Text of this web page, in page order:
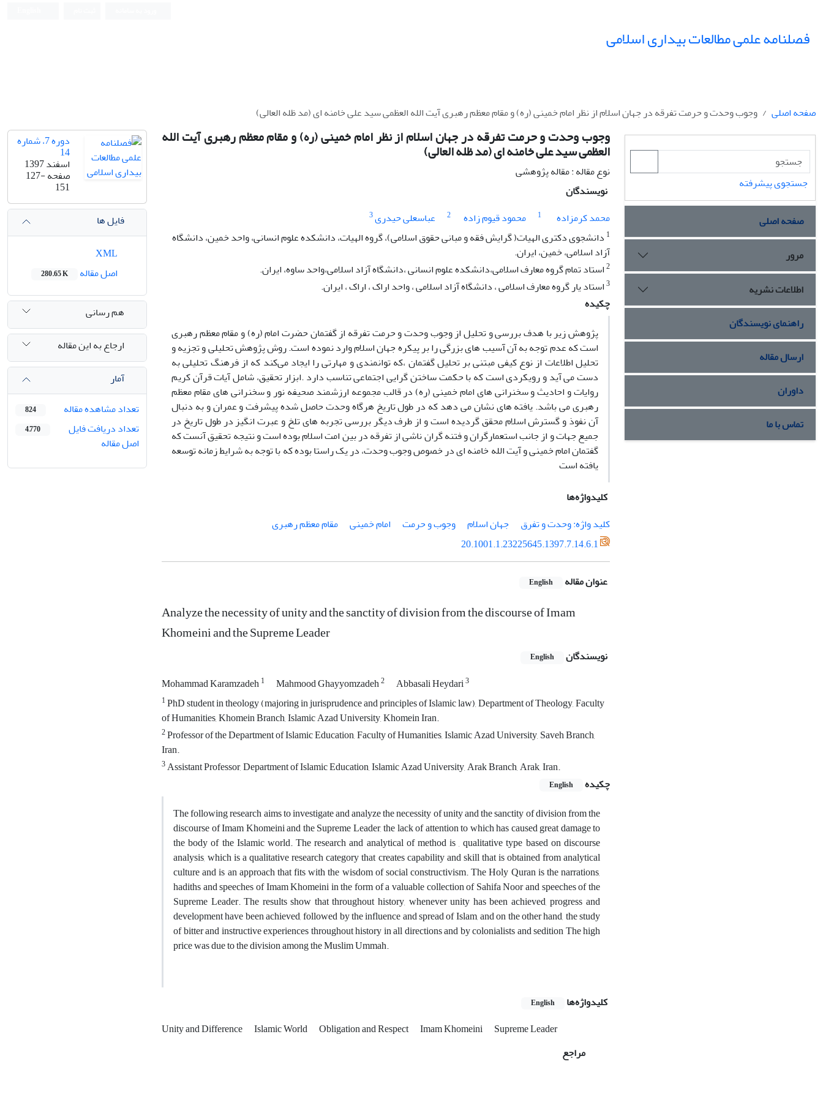
فصلنامه علمی مطالعات بیداری اسلامی
صفحه اصلی وجوب وحدت و حرمت تفرقه در جهان اسلام از نظر امام خمینی (ره) و مقام معظم رهبری آیت الله العظمی سید علی خامنه ای (مد ظله العالی)
وجوب وحدت و حرمت تفرقه در جهان اسلام از نظر امام خمینی (ره) و مقام معظم رهبری آیت الله
العظمی سید علی خامنه ای (مد ظله العالی)
نوع مقاله : مقاله پژوهشی
نویسندگان
محمد کرمزاده
1 محمود قیوم زاده 2 عباسعلی حیدری3
1 دانشجوی دکتری الهیات( گرایش فقه و مبانی حقوق اسلامی)، گروه الهیات، دانشکده علوم انسانی، واحد خمین، دانشگاه
آزاد اسلامی، خمین، ایران.
2استاد تمام گروه معارف اسلامی،دانشکده علوم انسانی ،دانشگاه آزاد اسلامی،واحد ساوه، ایران.
3استاد یار گروه معارف اسلامی ، دانشگاه آزاد اسلامی ، واحد اراک ، اراک ، ایران.
چکیده
پژوهش زیر با هدف بررسی و تحلیل از وجوب وحدت و حرمت تفرقه از گفتمان حضرت امام (ره) و مقام معظم رهبری
است که عدم توجه به آن آسیب های بزرگی را بر پیکره جهان اسلام وارد نموده است. روش پژوهش تحلیلی و تجزیه و
تحلیل اطلاعات از نوع کیفی مبتنی بر تحلیل گفتمان ،که توانمندی و مهارتی را ایجاد می‌کند که از فرهنگ تحلیلی به
دست می آید و رویکردی است که با حکمت ساختن گرایی اجتماعی تناسب دارد .ابزار تحقیق، شامل آیات قرآن کریم
روایات و احادیث و سخنرانی های امام خمینی (ره) در قالب مجموعه ارزشمند صحیفه نور و سخنرانی های مقام معظم
رهبری می باشد. یافته های نشان می دهد که در طول تاریخ هرگاه وحدت حاصل شده پیشرفت و عمران و به دنبال
آن نفوذ و گسترش اسلام محقق گردیده است و از طرف دیگر بررسی تجربه های تلخ و عبرت انگیز در طول تاریخ در
جمیع جهات و از جانب استعمارگران و فتنه گران ناشی از تفرقه در بین امت اسلام بوده است و نتیجه تحقیق آنست که
گفتمان امام خمینی و آیت الله خامنه ای در خصوص وجوب وحدت، در یک راستا بوده که با توجه به شرایط زمانه توسعه
یافته است
کلیدواژه‌ها
کلید واژه: وحدت و تفرق
جهان اسلام وجوب و حرمت امام خمینی
مقام معظم رهبری
20.1001.1.23225645.1397.7.14.6.1
عنوان مقاله English
Analyze the necessity of unity and the sanctity of division from the discourse of Imam
Khomeini and the Supreme Leader
نویسندگان English
Mohammad Karamzadeh1 Mahmood Ghayyomzadeh2 Abbasali Heydari3
1PhD student in theology (majoring in jurisprudence and principles of Islamic law), Department of Theology, Faculty
of Humanities, Khomein Branch, Islamic Azad University, Khomein Iran.
2Professor of the Department of Islamic Education, Faculty of Humanities, Islamic Azad University, Saveh Branch,
Iran.
3Assistant Professor, Department of Islamic Education, Islamic Azad University, Arak Branch, Arak, Iran.
چکیده
English
The following research aims to investigate and analyze the necessity of unity and the sanctity of division from the
discourse of Imam Khomeini and the Supreme Leader, the lack of attention to which has caused great damage to
the body of the Islamic world. The research and analytical of method is , qualitative type based on discourse
analysis, which is a qualitative research category that creates capability and skill that is obtained from analytical
culture and is an approach that fits with the wisdom of social constructivism. The Holy Quran is the narrations,
hadiths and speeches of Imam Khomeini in the form of a valuable collection of Sahifa Noor and speeches of the
Supreme Leader. The results show that throughout history, whenever unity has been achieved, progress and
development have been achieved, followed by the influence and spread of Islam, and on the other hand, the study
of bitter and instructive experiences throughout history in all directions and by colonialists and sedition The high
price was due to the division among the Muslim Ummah.
کلیدواژه‌ها English
Unity and Difference Islamic World Obligation and Respect Imam Khomeini
Supreme Leader
مراجع
دوره 7، شماره
14
اسفند 1397
صفحه127-
151
فایل ها
اصل مقاله
280.65 K
هم رسانی
ارجاع به این مقاله
آمار
تعداد مشاهده مقاله
824
تعداد دریافت فایل
اصل مقاله
4,770
جستجوی پیشرفته
صفحه اصلی
مرور
اطلاعات نشریه
راهنمای نویسندگان
ارسال مقاله
داوران
تماس با ما